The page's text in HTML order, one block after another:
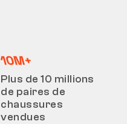
Plus de 10 millions
de paires de
chaussures
vendues